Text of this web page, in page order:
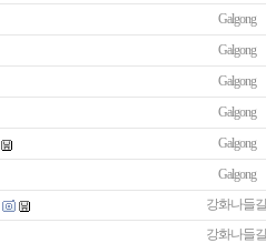
Galgong
Galgong
Galgong
Galgong
Galgong
Galgong
강화나들길
강화나들길